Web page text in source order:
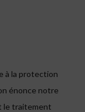
à la protection
énonce notre
le traitement